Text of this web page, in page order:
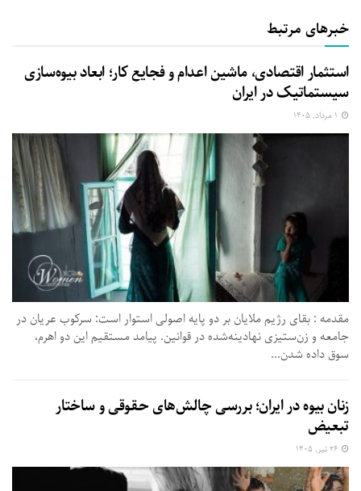
خبرهای مرتبط
استثمار اقتصادی، ماشین اعدام و فجایع کار؛ ابعاد بیوه‌سازی
سیستماتیک در ایران
مقدمه : بقای رژیم ملایان بر دو پایه اصولی استوار است: سرکوب عریان در
جامعه و زن‌ستیزی نهادینه‌شده در قوانین. پیامد مستقیم این دو اهرم،
سوق داده شدن...
زنان بیوه در ایران؛ بررسی چالش‌های حقوقی و ساختار
تبعیض